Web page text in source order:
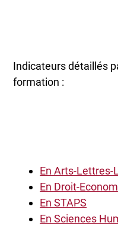
Indicateurs détaillés
formation :
En Arts-Lettres-
En Droit-
En STAPS
En Sciences